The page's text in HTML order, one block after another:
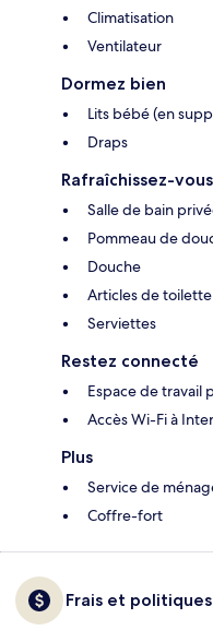
Climatisation
Ventilateur
Dormez bien
Lits bébé (en
Draps
Rafraîchissez-vous
Salle de bain
Pommeau de
Douche
Articles de
Serviettes
Restez connecté
Espace de travail
Accès Wi-Fi à
Plus
Service de
Coffre-fort
Frais et politiques